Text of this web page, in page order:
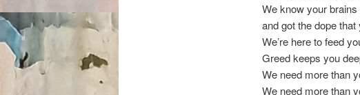
We know your brains
and got the dope that
We’re here to feed
Greed keeps you
We need more than
We need more than